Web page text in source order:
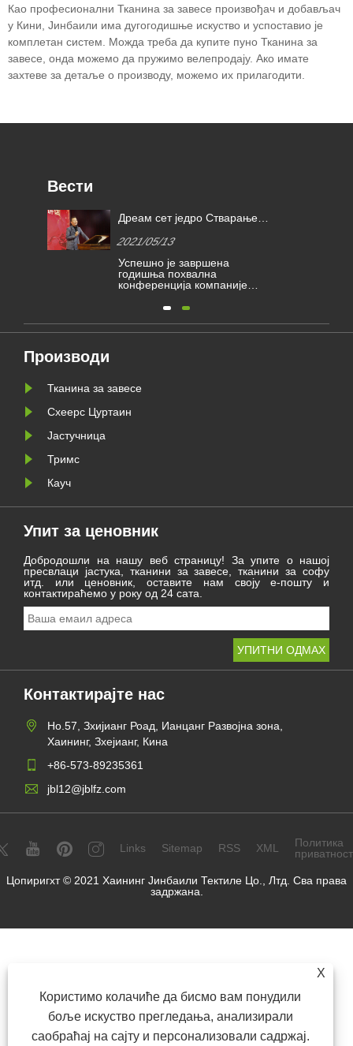
Као професионални Тканина за завесе произвођач и добављач
у Кини, Јинбаили има дугогодишње искуство и успоставио је
комплетан систем. Можда треба да купите пуно Тканина за
завесе, онда можемо да пружимо велепродају. Ако имате
захтеве за детаље о производу, можемо их прилагодити.
X
Користимо колачиће да бисмо вам понудили
боље искуство прегледања, анализирали
саобраћај на сајту и персонализовали садржај.
Вести
Дреам сет једро Стварање
Кимберли-Цларк за признање
2020
2021/05/13
Успешно је завршена
годишња похвална
конференција компаније
Породица Јинбаили се
размотри потешкоће и
Производи
Тканина за завесе
Схеерс Цуртаин
Јастучница
Тримс
Кауч
Упит за ценовник
Добродошли на нашу веб страницу! За упите о нашој
пресвлаци јастука, тканини за завесе, тканини за софу
итд. или ценовник, оставите нам своју е-пошту и
контактираћемо у року од 24 сата.
Контактирајте нас
Но.57, Зхијианг Роад, Ианцанг Развојна зона,
Хаининг, Зхејианг, Кина
+86-573-89235361
jbl12@jblfz.com
Links Sitemap RSS XML
Политика
Цопиригхт © 2021 Хаининг Јинбаили Тектиле Цо., Лтд. Сва права
задржана.